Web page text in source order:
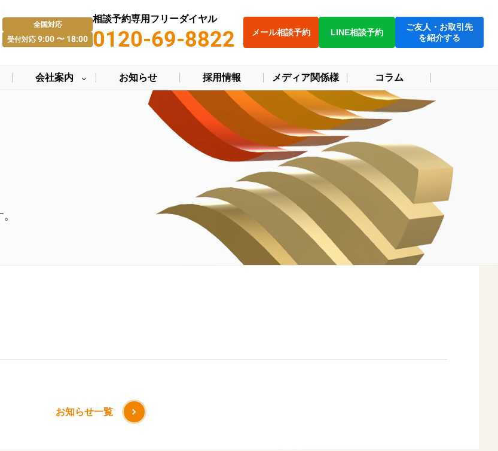
全国対応
受付対応 9:00 〜 18:00
相談予約専用フリーダイヤル
0120-69-8822 メール相談予約 LINE相談予約
ご友人・お取引先
を紹介する
会社案内 お知らせ 採用情報 メディア関係様 コラム
お知らせ一覧